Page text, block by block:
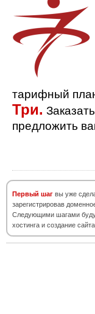
тарифный
Три.
предложить
Первый шаг вы уже
зарегистрировав
Следующими шагами
хостинга и создание сайта.